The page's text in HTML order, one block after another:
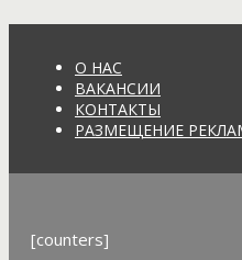
О НАС
ВАКАНСИИ
КОНТАКТЫ
РАЗМЕЩЕНИЕ
[counters]